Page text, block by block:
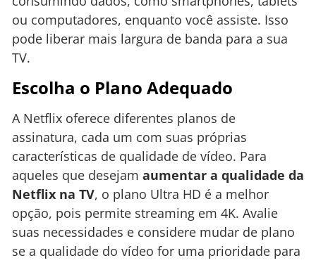
ou computadores, enquanto você assiste. Isso
pode liberar mais largura de banda para a sua
TV.
Escolha o Plano Adequado
A Netflix oferece diferentes planos de
assinatura, cada um com suas próprias
características de qualidade de vídeo. Para
aqueles que desejam aumentar a qualidade da
Netflix na TV, o plano Ultra HD é a melhor
opção, pois permite streaming em 4K. Avalie
suas necessidades e considere mudar de plano
se a qualidade do vídeo for uma prioridade para